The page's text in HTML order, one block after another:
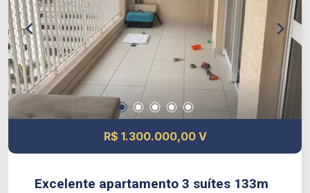
com ducha circular - Salão de jogos -
Brinquedoteca - Coworking de visitas - Car wash
- Pet place e dog wash - Casa de campo
multiuso - Wi-fi nas áreas comuns
R$ 1.300.000,00 V
Excelente apartamento 3 suítes 133m